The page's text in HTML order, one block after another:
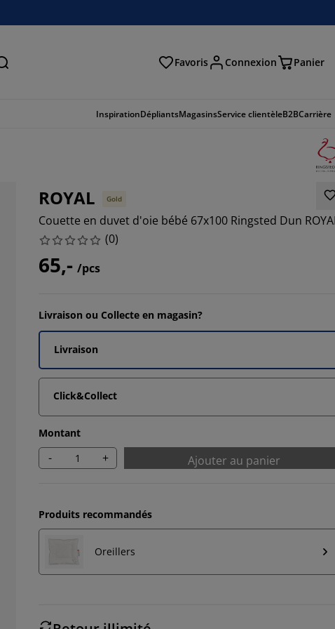
Recherche Favoris Connexion Panier
InspirationDépliantsMagasinsService clientèleB2BCarrière
ROYAL Gold
Couette en duvet d'oie bébé 67x100 Ringsted Dun
(0)
65,- /pcs
Livraison ou Collecte en magasin?
Livraison
Click&Collect
Montant
- + Ajouter au panier
Produits recommandés
Oreillers